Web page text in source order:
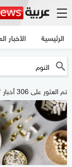
الرئيسية الأخبار
تم العثور على 306 أخبار "النوم"